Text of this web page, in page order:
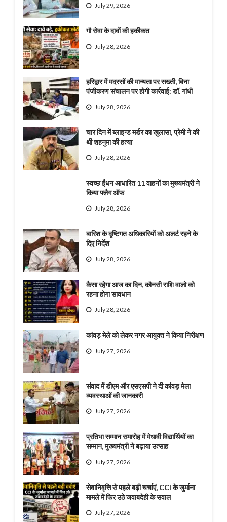
July 29, 2026
गौ सेवा के दावों की हकीकत
July 28, 2026
हरिद्वार में मदरसों की मान्यता पर सख्ती, बिना
पंजीकरण संचालन पर होगी कार्रवाई: डॉ. गांधी
July 28, 2026
चार दिन में ब्लाइन्ड मर्डर का खुलासा, प्रेमी ने की
थी शहनुमा की हत्या
July 28, 2026
स्वच्छ ईंधन आधारित 11 वाहनों का मुख्यमंत्री ने
किया फ्लैग ऑफ
July 28, 2026
बारिश के दृष्टिगत अधिकारियों को अलर्ट रहने के
दिए निर्देश
July 28, 2026
कैसा रहेगा आज का दिन, कौनसी राशि वालो को
रहना होगा सावधान
July 28, 2026
कांवड़ मेले को लेकर नगर आयुक्त ने किया निरीक्षण
July 27, 2026
संवाद में डीएम और एसएसपी ने दी कांवड़ मेला
व्यवस्थाओं की जानकारी
July 27, 2026
प्रतिभा सम्मान समारोह में मेधावी विद्यार्थियों का
सम्मान, मुख्यमंत्री ने बढ़ाया उत्साह
July 27, 2026
सेवानिवृत्ति से पहले बढ़ी चर्चाएं, CCI के जुर्माना
मामले में फिर उठे जवाबदेही के सवाल
July 27, 2026